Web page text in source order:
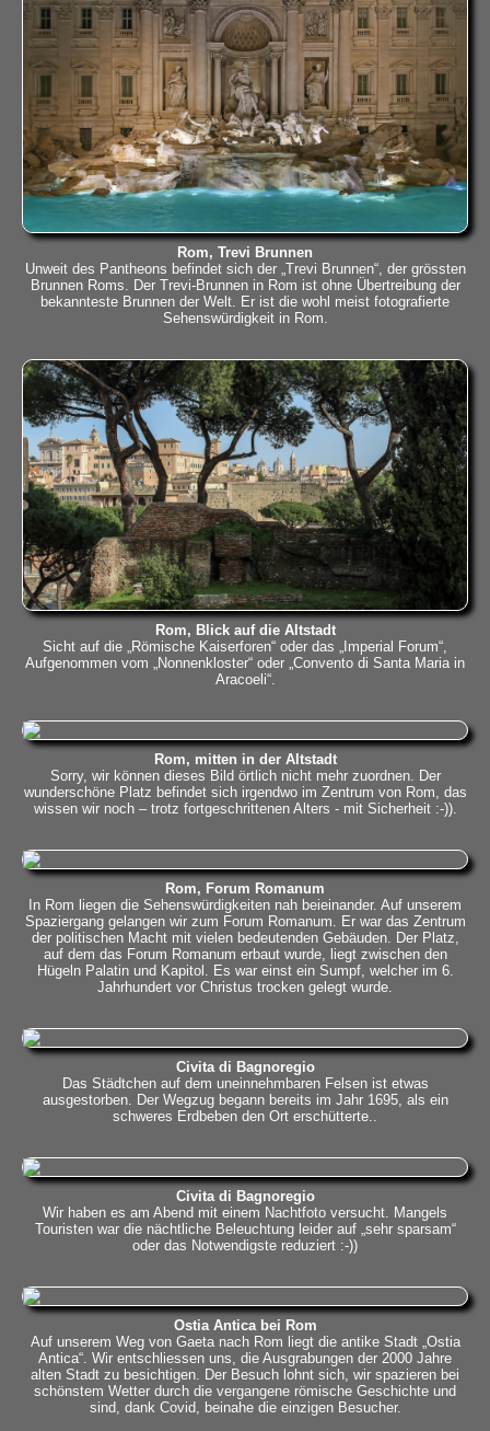
Rom, Trevi Brunnen
Unweit des Pantheons befindet sich der „Trevi Brunnen“, der grössten
Brunnen Roms. Der Trevi-Brunnen in Rom ist ohne Übertreibung der
bekannteste Brunnen der Welt. Er ist die wohl meist fotografierte
Sehenswürdigkeit in Rom.
Rom, Blick auf die Altstadt
Sicht auf die „Römische Kaiserforen“ oder das „Imperial Forum“,
Aufgenommen vom „Nonnenkloster“ oder „Convento di Santa Maria in
Aracoeli“.
Rom, mitten in der Altstadt
Sorry, wir können dieses Bild örtlich nicht mehr zuordnen. Der
wunderschöne Platz befindet sich irgendwo im Zentrum von Rom, das
wissen wir noch – trotz fortgeschrittenen Alters - mit Sicherheit :-)).
Rom, Forum Romanum
In Rom liegen die Sehenswürdigkeiten nah beieinander. Auf unserem
Spaziergang gelangen wir zum Forum Romanum. Er war das Zentrum
der politischen Macht mit vielen bedeutenden Gebäuden. Der Platz,
auf dem das Forum Romanum erbaut wurde, liegt zwischen den
Hügeln Palatin und Kapitol. Es war einst ein Sumpf, welcher im 6.
Jahrhundert vor Christus trocken gelegt wurde.
Civita di Bagnoregio
Das Städtchen auf dem uneinnehmbaren Felsen ist etwas
ausgestorben. Der Wegzug begann bereits im Jahr 1695, als ein
schweres Erdbeben den Ort erschütterte..
Civita di Bagnoregio
Wir haben es am Abend mit einem Nachtfoto versucht. Mangels
Touristen war die nächtliche Beleuchtung leider auf „sehr sparsam“
oder das Notwendigste reduziert :-))
Ostia Antica bei Rom
Auf unserem Weg von Gaeta nach Rom liegt die antike Stadt „Ostia
Antica“. Wir entschliessen uns, die Ausgrabungen der 2000 Jahre
alten Stadt zu besichtigen. Der Besuch lohnt sich, wir spazieren bei
schönstem Wetter durch die vergangene römische Geschichte und
sind, dank Covid, beinahe die einzigen Besucher.